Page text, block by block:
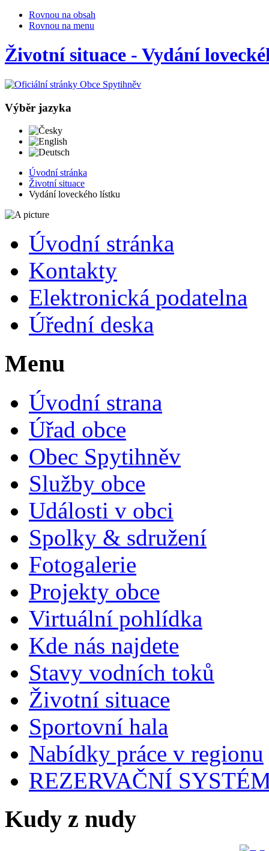
Rovnou na obsah
Rovnou na menu
Životní situace - Vydání
Výběr jazyka
Česky
Úvodní stránka
Životní situace
Vydání loveckého lístku
Úvodní stránka
Kontakty
Elektronická podatelna
Úřední deska
Menu
Úvodní strana
Úřad obce
Obec Spytihněv
Služby obce
Události v obci
Spolky & sdružení
Fotogalerie
Projekty obce
Virtuální pohlídka
Kde nás najdete
Stavy vodních toků
Životní situace
Sportovní hala
Nabídky práce v regionu
REZERVAČNÍ
Kudy z nudy